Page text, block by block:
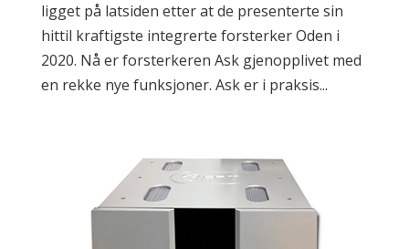
ligget på latsiden etter at de presenterte sin
hittil kraftigste integrerte forsterker Oden i
2020. Nå er forsterkeren Ask gjenopplivet med
en rekke nye funksjoner. Ask er i praksis...